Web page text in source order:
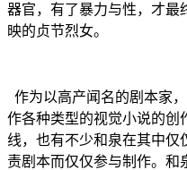
器官，有了暴力与性，才最
映的贞节烈女。
作为以高产闻名的剧本家
作各种类型的视觉小说的创
线，也有不少和泉在其中仅
责剧本而仅仅参与制作。和